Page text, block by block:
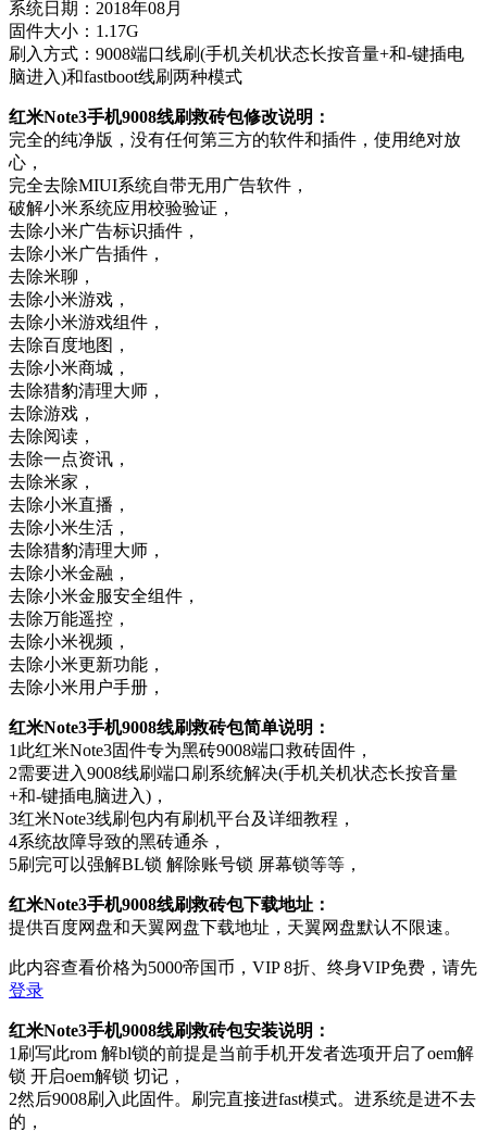
系统日期：2018年08月
固件大小：1.17G
刷入方式：9008端口线刷(手机关机状态长按音量+和-键插电
脑进入)和fastboot线刷两种模式
红米Note3手机9008线刷救砖包修改说明：
完全的纯净版，没有任何第三方的软件和插件，使用绝对放
心，
完全去除MIUI系统自带无用广告软件，
破解小米系统应用校验验证，
去除小米广告标识插件，
去除小米广告插件，
去除米聊，
去除小米游戏，
去除小米游戏组件，
去除百度地图，
去除小米商城，
去除猎豹清理大师，
去除游戏，
去除阅读，
去除一点资讯，
去除米家，
去除小米直播，
去除小米生活，
去除猎豹清理大师，
去除小米金融，
去除小米金服安全组件，
去除万能遥控，
去除小米视频，
去除小米更新功能，
去除小米用户手册，
红米Note3手机9008线刷救砖包简单说明：
1此红米Note3固件专为黑砖9008端口救砖固件，
2需要进入9008线刷端口刷系统解决(手机关机状态长按音量
+和-键插电脑进入)，
3红米Note3线刷包内有刷机平台及详细教程，
4系统故障导致的黑砖通杀，
5刷完可以强解BL锁 解除账号锁 屏幕锁等等，
红米Note3手机9008线刷救砖包下载地址：
提供百度网盘和天翼网盘下载地址，天翼网盘默认不限速。
此内容查看价格为5000帝国币，VIP 8折、终身VIP免费，请先
登录
红米Note3手机9008线刷救砖包安装说明：
1刷写此rom 解bl锁的前提是当前手机开发者选项开启了oem解
锁 开启oem解锁 切记，
2然后9008刷入此固件。刷完直接进fast模式。进系统是进不去
的，